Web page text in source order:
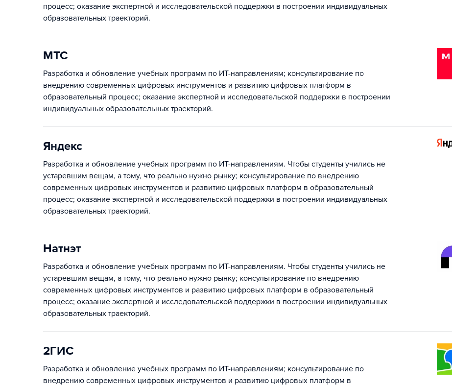
процесс; оказание экспертной и исследовательской поддержки в построении индивидуальных
образовательных траекторий.
МТС
Разработка и обновление учебных программ по ИТ-направлениям; консультирование по
внедрению современных цифровых инструментов и развитию цифровых платформ в
образовательный процесс; оказание экспертной и исследовательской поддержки в построении
индивидуальных образовательных траекторий.
Яндекс
Разработка и обновление учебных программ по ИТ-направлениям. Чтобы студенты учились не
устаревшим вещам, а тому, что реально нужно рынку; консультирование по внедрению
современных цифровых инструментов и развитию цифровых платформ в образовательный
процесс; оказание экспертной и исследовательской поддержки в построении индивидуальных
образовательных траекторий.
Натнэт
Разработка и обновление учебных программ по ИТ-направлениям. Чтобы студенты учились не
устаревшим вещам, а тому, что реально нужно рынку; консультирование по внедрению
современных цифровых инструментов и развитию цифровых платформ в образовательный
процесс; оказание экспертной и исследовательской поддержки в построении индивидуальных
образовательных траекторий.
2ГИС
Разработка и обновление учебных программ по ИТ-направлениям; консультирование по
внедрению современных цифровых инструментов и развитию цифровых платформ в